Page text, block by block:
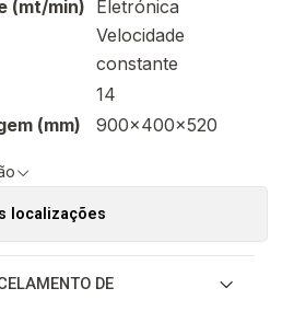
(mt/min)
Eletrónica
Velocidade
constante
14
(mm)
900x400x520
localizações
DE